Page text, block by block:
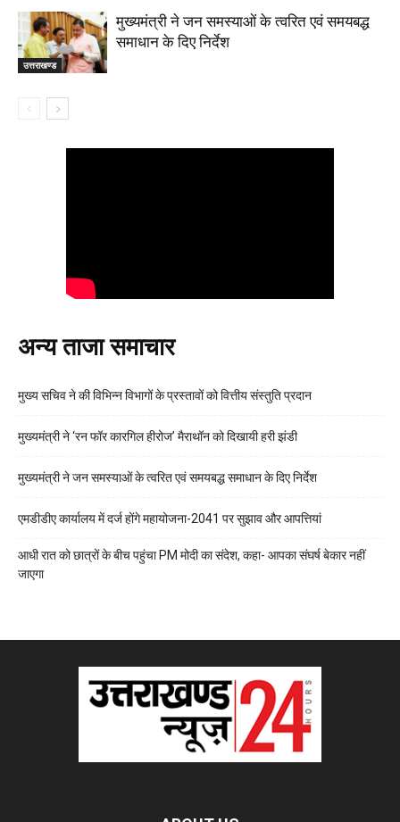
उत्तराखण्ड
मुख्यमंत्री ने जन समस्याओं के त्वरित एवं समयबद्ध
समाधान के दिए निर्देश
अन्य ताजा समाचार
मुख्य सचिव ने की विभिन्न विभागों के प्रस्तावों को वित्तीय संस्तुति प्रदान
मुख्यमंत्री ने ‘रन फॉर कारगिल हीरोज’ मैराथॉन को दिखायी हरी झंडी
मुख्यमंत्री ने जन समस्याओं के त्वरित एवं समयबद्ध समाधान के दिए निर्देश
एमडीडीए कार्यालय में दर्ज होंगे महायोजना-2041 पर सुझाव और आपत्तियां
आधी रात को छात्रों के बीच पहुंचा PM मोदी का संदेश, कहा- आपका संघर्ष बेकार नहीं
जाएगा